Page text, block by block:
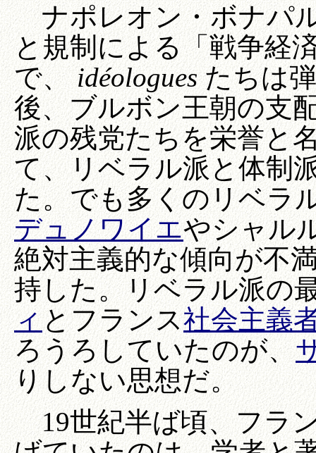
ナポレオン・ボナパ
と規制による「戦争経
で、idéologuesたちは
後、ブルボン王朝の支
派の残党たちを栄誉と
て、リベラル派と体制
た。でも多くのリベラ
デュノワイエやシャル
絶対主義的な傾向が不
持した。リベラル派の
ィとフランス社会主義
ろうろしていたのが、
りしない思想だ。
19世紀半ば頃、フラ